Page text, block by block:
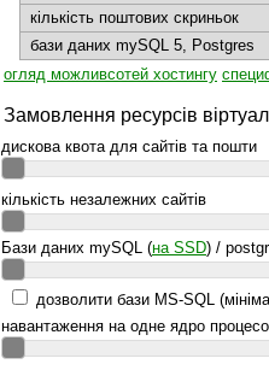
кількість поштових скриньок
бази даних mySQL 5, Postgres
огляд можливсотей хостингу
Замовлення ресурсів
дискова квота для сайтів та пошти
кількість незалежних сайтів
Бази даних mySQL (на SSD) /
дозволити бази MS-SQL
навантаження на одне ядро